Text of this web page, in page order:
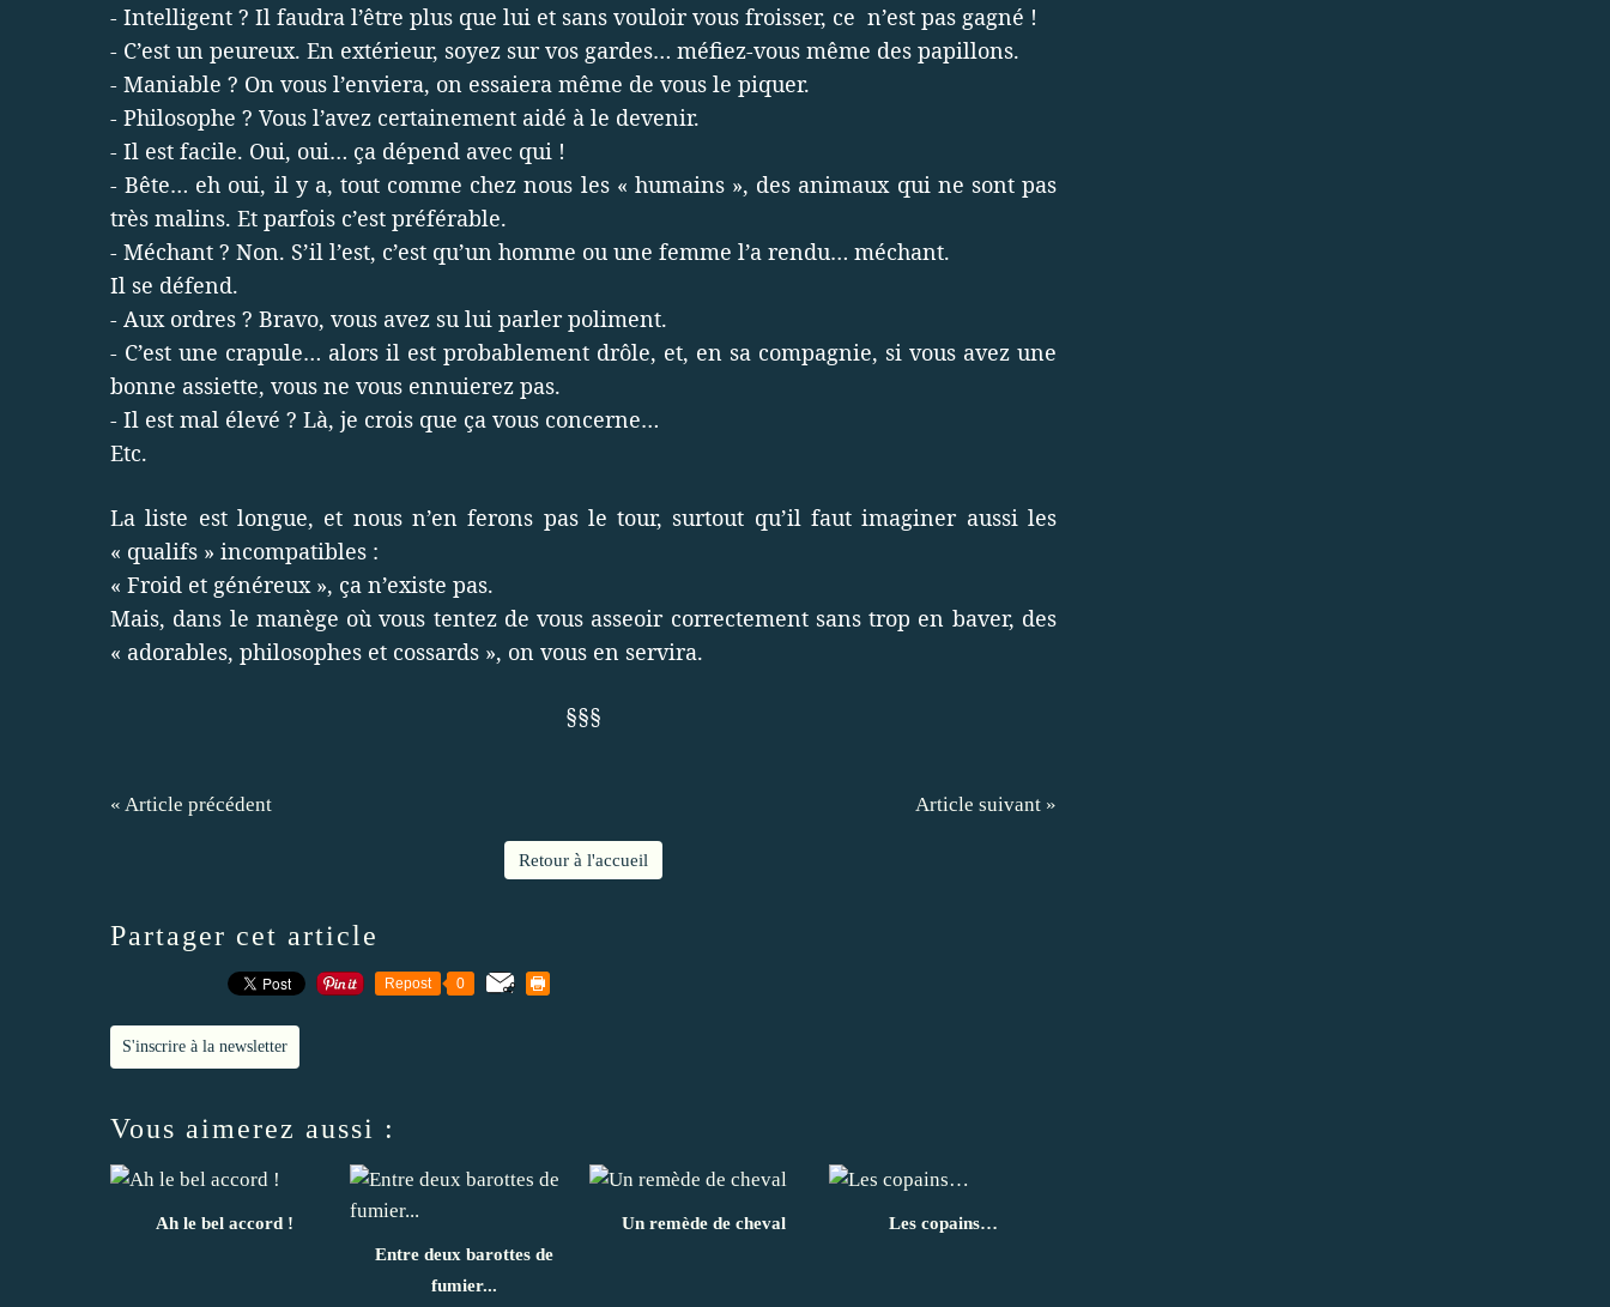
- Intelligent ? Il faudra l’être plus que lui et sans vouloir vous froisser, ce n’est pas gagné !
- C’est un peureux. En extérieur, soyez sur vos gardes… méfiez-vous même des papillons.
- Maniable ? On vous l’enviera, on essaiera même de vous le piquer.
- Philosophe ? Vous l’avez certainement aidé à le devenir.
- Il est facile. Oui, oui… ça dépend avec qui !
- Bête… eh oui, il y a, tout comme chez nous les « humains », des animaux qui ne sont pas
très malins. Et parfois c’est préférable.
- Méchant ? Non. S’il l’est, c’est qu’un homme ou une femme l’a rendu… méchant.
Il se défend.
- Aux ordres ? Bravo, vous avez su lui parler poliment.
- C’est une crapule… alors il est probablement drôle, et, en sa compagnie, si vous avez une
bonne assiette, vous ne vous ennuierez pas.
- Il est mal élevé ? Là, je crois que ça vous concerne…
Etc.
La liste est longue, et nous n’en ferons pas le tour, surtout qu’il faut imaginer aussi les
« qualifs » incompatibles :
« Froid et généreux », ça n’existe pas.
Mais, dans le manège où vous tentez de vous asseoir correctement sans trop en baver, des
« adorables, philosophes et cossards », on vous en servira.
§§§
« Article précédent Article suivant »
Retour à l'accueil
Partager cet article
Repost 0
S'inscrire à la newsletter
Vous aimerez aussi :
Ah le bel accord !
Entre deux barottes de
fumier...
Un remède de cheval Les copains…